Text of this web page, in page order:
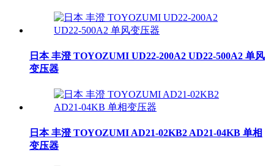
日本 丰澄 TOYOZUMI UD22-200A2 UD22-500A2 单风
变压器
日本 丰澄 TOYOZUMI AD21-02KB2 AD21-04KB 单相
变压器